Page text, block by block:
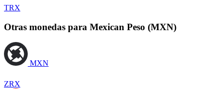
TRX
Otras monedas para Mexican Peso (MXN)
MXN
ZRX